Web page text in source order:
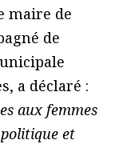
maire de
de
a déclaré :
aux femmes
et